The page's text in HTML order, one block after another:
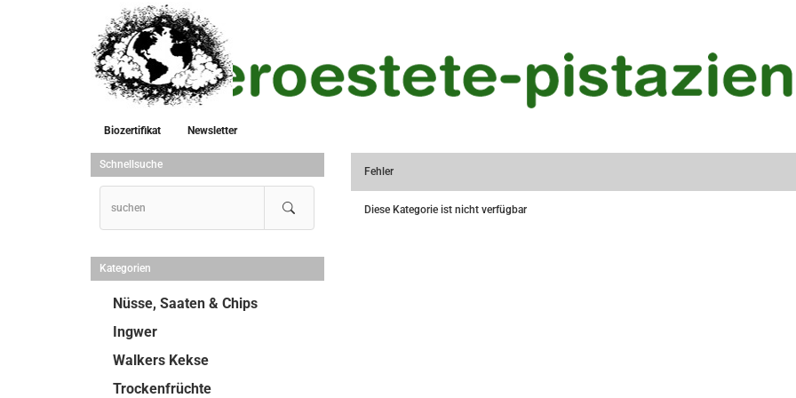
Biozertifikat Newsletter
Fehler
Diese Kategorie ist nicht verfügbar
Schnellsuche
Kategorien
Nüsse, Saaten & Chips
Ingwer
Walkers Kekse
Trockenfrüchte